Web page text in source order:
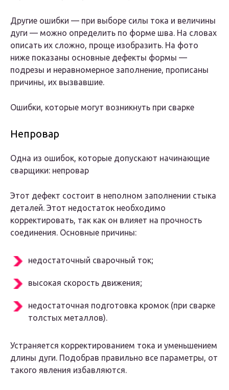
Другие ошибки — при выборе силы тока и величины
дуги — можно определить по форме шва. На словах
описать их сложно, проще изобразить. На фото
ниже показаны основные дефекты формы —
подрезы и неравномерное заполнение, прописаны
причины, их вызвавшие.
Ошибки, которые могут возникнуть при сварке
Непровар
Одна из ошибок, которые допускают начинающие
сварщики: непровар
Этот дефект состоит в неполном заполнении стыка
деталей. Этот недостаток необходимо
корректировать, так как он влияет на прочность
соединения. Основные причины:
недостаточный сварочный ток;
высокая скорость движения;
недостаточная подготовка кромок (при сварке
толстых металлов).
Устраняется корректированием тока и уменьшением
длины дуги. Подобрав правильно все параметры, от
такого явления избавляются.